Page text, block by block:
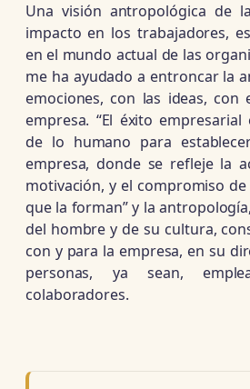
Una visión antropológica de
impacto en los trabajadores,
en el mundo actual de las
me ha ayudado a entroncar la
emociones, con las ideas, con
empresa. “El éxito
de lo humano para
empresa, donde se refleje la
motivación, y el compromiso
que la forman” y la
del hombre y de su cultura,
con y para la empresa, en su
personas, ya sean,
colaboradores.